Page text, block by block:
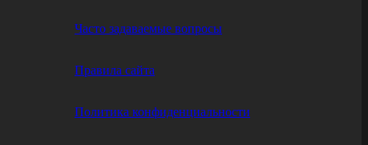
Часто задаваемые вопросы
Правила сайта
Политика конфиденциальности